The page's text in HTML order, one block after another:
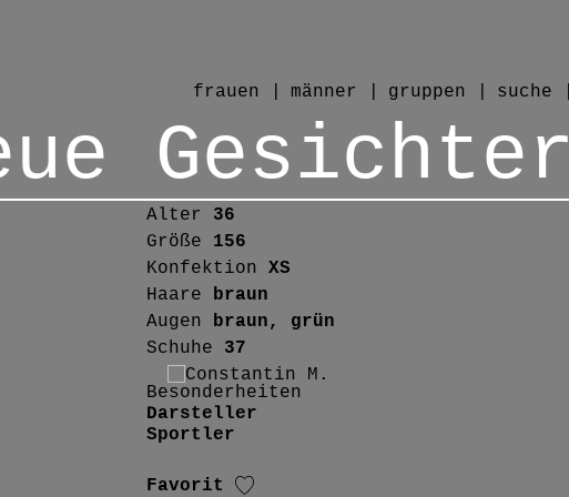
frauen männer gruppen suche
Alter 36
Größe 156
Konfektion XS
Haare
braun
Augen
braun, grün
Schuhe 37
Besonderheiten
Darsteller
Sportler
Favorit
Gesichter